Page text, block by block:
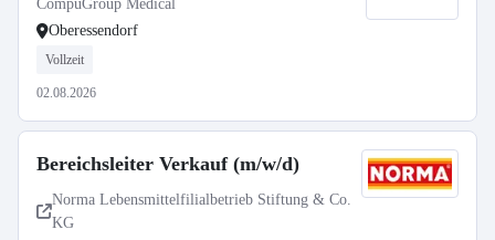
CompuGroup Medical
Oberessendorf
Vollzeit
02.08.2026
Bereichsleiter Verkauf (m/w/d)
Norma Lebensmittelfilialbetrieb Stiftung & Co.
KG